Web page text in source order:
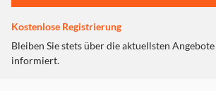
Kostenlose Registrierung
Bleiben Sie stets über die aktuellsten
informiert.